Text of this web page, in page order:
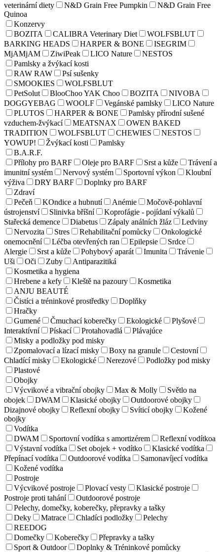
veterinární diety
N&D Grain Free Pumpkin
N&D Grain Free
Quinoa
Konzervy
BOZITA
CALIBRA Veterinary Diet
WOLFSBLUT
BARKING HEADS
HARPER & BONE
ISEGRIM
MjAMjAM
ZiwiPeak LICO Nature
NESTOS
Pamlsky a žvýkací kosti
RAW RAW
Psí sušenky
SMOOKIES
WOLFSBLUT
PetSolut
BlooChoo YAK Choo BOZITA
NIVOBA
DOGGYEBAG
WOOLF Vegánské pamlsky
LICO Nature
PLUTOS
HARPER & BONE
Pamlsky přírodní sušené
vzduchem-žvýkací
MEATSNAX
OWEN BAKED
TRADITION
WOLFSBLUT CHEWIES
NESTOS
YOWUP!
Žvýkací kosti
Pamlsky
B.A.R.F.
Přílohy pro BARF
Oleje pro BARF Srst a kůže
Trávení a
imunitní systém
Nervový systém Sportovní výkon
Kloubní
výživa
DRY BARF
Doplnky pro BARF
Zdraví
Pečeň
KOndice a hubnutí Anémie
Močově-pohlavní
ústrojenství
Slinivka bříšní
Koprofágie - pojídaní výkalů
Stařecká demence
Diabetus Zápaly análních žláz
Ledviny
Nervozita
Stres Rehabilitační pomůcky
Onkologické
onemocnění
Léčba otevřených ran Epilepsie
Srdce
Alergie
Srst a kůže Pohybový aparát Imunita
Trávenie
Uši
Oči Zuby
Antiparazitiká
Kosmetika a hygiena
Hrebene a kefy
Kleště na pazoury
Kosmetika
ANJU BEAUTÉ
Čistíci a tréninkové prostředky
Doplňky
Hračky
Gumené
Čmuchací koberečky Ekologické
Plyšové
Interaktívní
Pískací Protahovadlá
Plávajúce
Misky a podložky pod misky
Zpomalovací a lízací misky
Boxy na granule
Cestovní
Chladící misky
Ekologické Nerezové
Podložky pod misky
Plastové
Obojky
Výcvikové a vibrační obojky
Max & Molly
Světlo na
obojek
DWAM Klasické obojky
Outdoorové obojky
Dizajnové obojky
Reflexní obojky Svíticí obojky
Kožené
obojky
Vodítka
DWAM
Sportovní vodítka s amortizérem
Reflexní vodítkoa
Výstavní vodítka
Set obojek + vodítko
Klasické vodítka
Přepínací vodítka
Outdoorové vodítka
Samonavíjecí vodítka
Kožené vodítka
Postroje
Výcvikové postroje
Plovací vesty
Klasické postroje
Postroje proti tahání
Outdoorové postroje
Pelechy, domečky, koberečky, přepravky a tašky
Deky
Matrace Chladíci podložky
Pelechy
REEDOG
Domečky
Koberečky
Přepravky a tašky
Sport & Outdoor
Doplnky & Tréninkové pomůcky